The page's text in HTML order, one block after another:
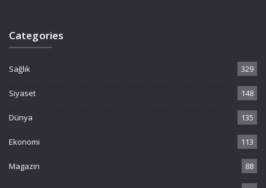
Categories
Sağlık 329
Siyaset 148
Dünya 135
Ekonomi 113
Magazin 88